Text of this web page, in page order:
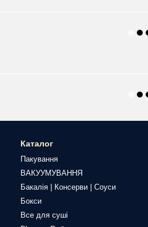
Каталог
Пакування
ВАКУУМУВАННЯ
Бакалія | Консерви | Соуси
Бокси
Все для суші